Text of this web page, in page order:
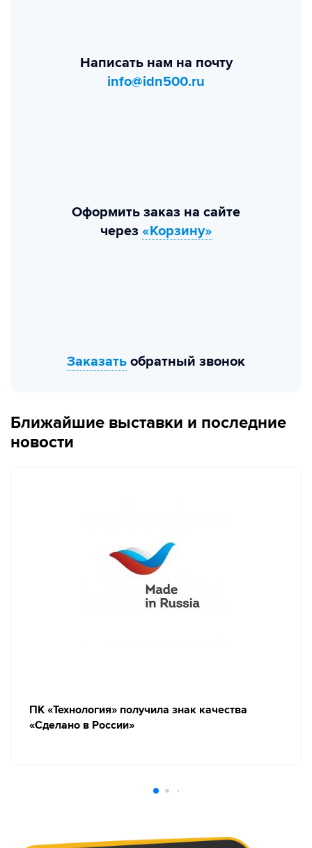
Написать нам на почту
info@idn500.ru
Оформить заказ на сайте
через «Корзину»
Заказать обратный звонок
Ближайшие выставки и последние
новости
ПК «Технология» получила знак качества
«Сделано в России»